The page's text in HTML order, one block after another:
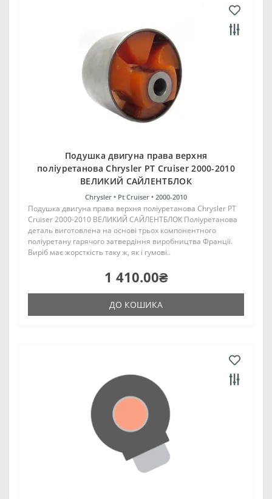
Подушка двигуна права верхня
поліуретанова Chrysler PT Cruiser 2000-2010
ВЕЛИКИЙ САЙЛЕНТБЛОК
Chrysler • Pt Cruiser • 2000-2010
Подушка двигуна права верхня поліуретанова Chrysler PT
Cruiser 2000-2010 ВЕЛИКИЙ САЙЛЕНТБЛОК Поліуретанова
деталь виготовлена на основі трьох компонентного
поліуретану гарячого затвердіння виробництва Франції.
Виріб має жорсткість таку ж, як і гумові..
1 410.00₴
ДО КОШИКА